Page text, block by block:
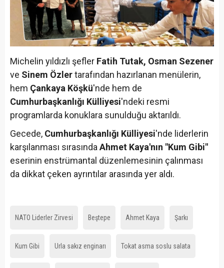
Michelin yıldızlı şefler Fatih Tutak, Osman Sezener
ve Sinem Özlertarafından hazırlanan menülerin,
hem Çankaya Köşkü'nde hem de
Cumhurbaşkanlığı Külliyesi'ndeki resmi
programlarda konuklara sunulduğu aktarıldı.
Gecede, Cumhurbaşkanlığı Külliyesi'nde liderlerin
karşılanması sırasında Ahmet Kaya'nın "Kum Gibi"
eserinin enstrümantal düzenlemesinin çalınması
da dikkat çeken ayrıntılar arasında yer aldı.
NATO Liderler Zirvesi Beştepe Ahmet Kaya Şarkı
Kum Gibi Urla sakız enginarı Tokat asma soslu salata